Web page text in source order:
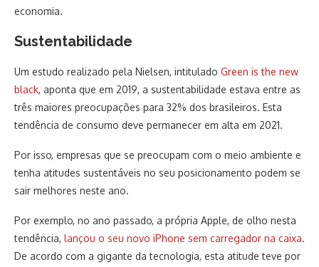
economia.
Sustentabilidade
Um estudo realizado pela Nielsen, intitulado Green is the new
black, aponta que em 2019, a sustentabilidade estava entre as
três maiores preocupações para 32% dos brasileiros. Esta
tendência de consumo deve permanecer em alta em 2021.
Por isso, empresas que se preocupam com o meio ambiente e
tenha atitudes sustentáveis no seu posicionamento podem se
sair melhores neste ano.
Por exemplo, no ano passado, a própria Apple, de olho nesta
tendência, lançou o seu novo iPhone sem carregador na caixa.
De acordo com a gigante da tecnologia, esta atitude teve por